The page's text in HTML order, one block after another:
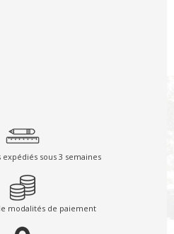
sous 3 semaines
modalités de paiement